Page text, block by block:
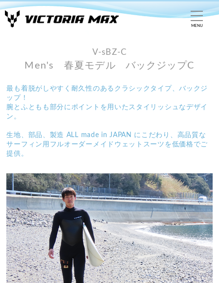
MENU
V-sBZ-C
Men's 春夏モデル バックジップC
最も着脱がしやすく耐久性のあるクラシックタイプ、バックジ
ップ！
腕とふともも部分にポイントを用いたスタイリッシュなデザイ
ン。
生地、部品、製造 ALL made in JAPAN にこだわり、高品質な
サーフィン用フルオーダーメイドウェットスーツを低価格でご
提供。